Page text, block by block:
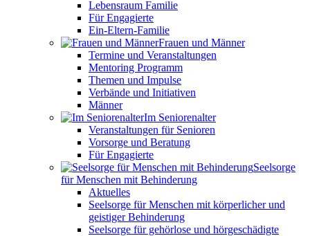
Lebensraum Familie
Für Engagierte
Ein-Eltern-Familie
Frauen und Männer
Termine und Veranstaltungen
Mentoring Programm
Themen und Impulse
Verbände und Initiativen
Männer
Im Seniorenalter
Veranstaltungen für Senioren
Vorsorge und Beratung
Für Engagierte
Seelsorge
für Menschen mit Behinderung
Aktuelles
Seelsorge für Menschen mit körperlicher und
geistiger Behinderung
Seelsorge für gehörlose und hörgeschädigte